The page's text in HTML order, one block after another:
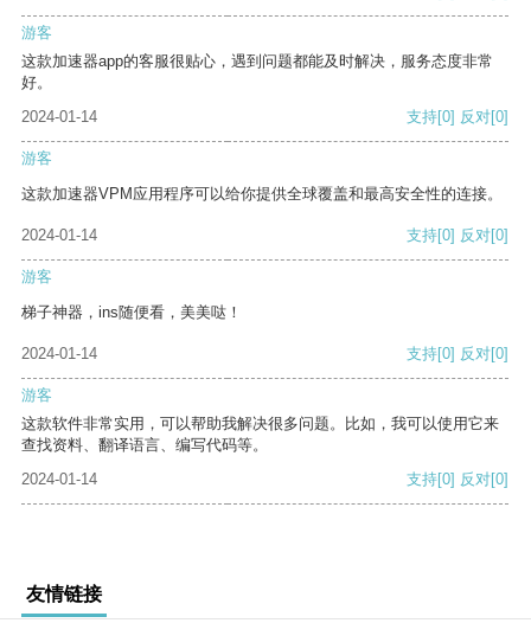
游客
这款加速器app的客服很贴心，遇到问题都能及时解决，服务态度非常
好。
2024-01-14
支持[0] 反对[0]
游客
这款加速器VPM应用程序可以给你提供全球覆盖和最高安全性的连接。
2024-01-14 支持[0] 反对[0]
游客
梯子神器，ins随便看，美美哒！
2024-01-14 支持[0] 反对[0]
游客
这款软件非常实用，可以帮助我解决很多问题。比如，我可以使用它来
查找资料、翻译语言、编写代码等。
2024-01-14
支持[0] 反对[0]
友情链接